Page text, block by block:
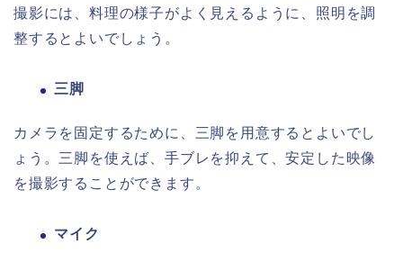
撮影には、料理の様子がよく見えるように、照明を調
整するとよいでしょう。
三脚
カメラを固定するために、三脚を用意するとよいでし
ょう。三脚を使えば、手ブレを抑えて、安定した映像
を撮影することができます。
マイク